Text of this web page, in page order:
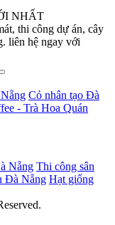
NHẤT
thi công dự án, cây
liên hệ ngay với
Cỏ nhân tạo Đà
- Trà Hoa Quán
Nẵng Thi công sân
Đà Nẵng Hạt giống